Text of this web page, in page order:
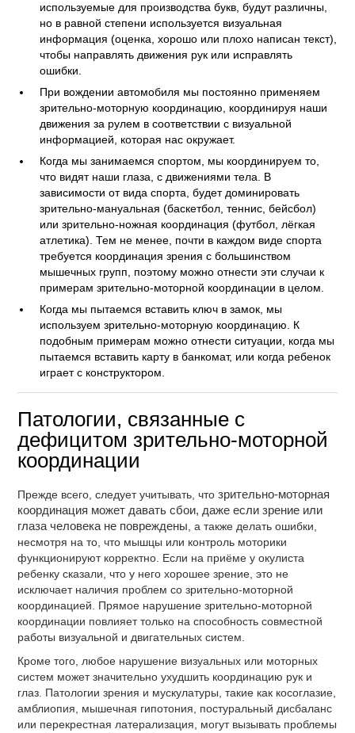
используемые для производства букв, будут различны,
но в равной степени используется визуальная
информация (оценка, хорошо или плохо написан текст),
чтобы направлять движения рук или исправлять
ошибки.
При вождении автомобиля мы постоянно применяем
зрительно-моторную координацию, координируя наши
движения за рулем в соответствии с визуальной
информацией, которая нас окружает.
Когда мы занимаемся спортом, мы координируем то,
что видят наши глаза, с движениями тела. В
зависимости от вида спорта, будет доминировать
зрительно-мануальная (баскетбол, теннис, бейсбол)
или зрительно-ножная координация (футбол, лёгкая
атлетика). Тем не менее, почти в каждом виде спорта
требуется координация зрения с большинством
мышечных групп, поэтому можно отнести эти случаи к
примерам зрительно-моторной координации в целом.
Когда мы пытаемся вставить ключ в замок, мы
используем зрительно-моторную координацию. К
подобным примерам можно отнести ситуации, когда мы
пытаемся вставить карту в банкомат, или когда ребенок
играет с конструктором.
Патологии, связанные с
дефицитом зрительно-моторной
координации
Прежде всего, следует учитывать, чтозрительно-моторная
координация может давать сбои, даже если зрение или
глаза человека не повреждены , а также делать ошибки,
несмотря на то, что мышцы или контроль моторики
функционируют корректно. Если на приёме у окулиста
ребенку сказали, что у него хорошее зрение, это не
исключает наличия проблем со зрительно-моторной
координацией. Прямое нарушение зрительно-моторной
координации повлияет только на способность совместной
работы визуальной и двигательных систем.
Кроме того, любое нарушение визуальных или моторных
систем может значительно ухудшить координацию рук и
глаз. Патологии зрения и мускулатуры, такие как косоглазие,
амблиопия, мышечная гипотония, постуральный дисбаланс
или перекрестная латерализация, могут вызывать проблемы